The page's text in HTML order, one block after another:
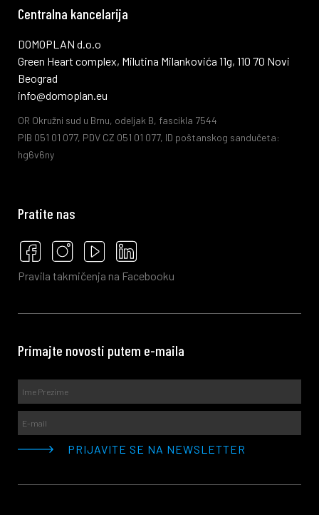
Centralna kancelarija
DOMOPLAN d.o.o
Green Heart complex, Milutina Milankovića 11g, 110 70 Novi
Beograd
info@domoplan.eu
OR Okružni sud u Brnu, odeljak B, fascikla 7544
PIB 051 01 077, PDV CZ 051 01 077, ID poštanskog sandučeta:
hg6v6ny
Pratite nas
Pravila takmičenja na Facebooku
Primajte novosti putem e-maila